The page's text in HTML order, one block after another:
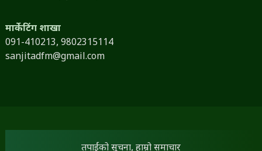
मार्केटिंग शाखा
091-410213, 9802315114
sanjitadfm@gmail.com
तपाईंको सूचना, हाम्रो समाचार